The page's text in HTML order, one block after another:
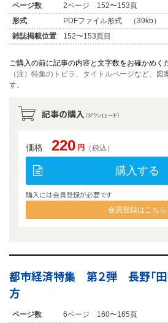
ページ数
2ページ 152〜153頁
形式
PDFファイル形式 （39kb）
雑誌掲載位置
152〜153頁目
ご購入の前に記事の内容と文字数をお確かめく
（注）特集のトビラ、タイトルページなど、図
す。
記事の購入 （ダウンロード）
価格 220 円 （税込）
購入する
購入には会員登録が必要です
会員登録はこちら
都市経済特集 第２弾 長野「田
方
ページ数
6ページ 160〜165頁